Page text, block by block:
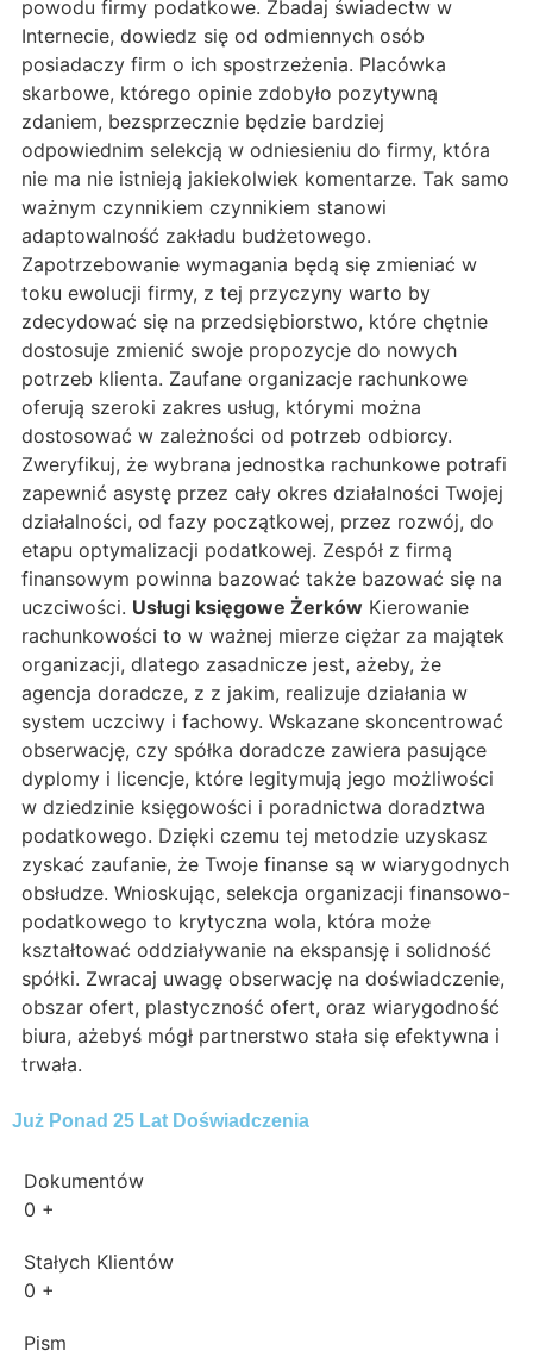
powodu firmy podatkowe. Zbadaj świadectw w
Internecie, dowiedz się od odmiennych osób
posiadaczy firm o ich spostrzeżenia. Placówka
skarbowe, którego opinie zdobyło pozytywną
zdaniem, bezsprzecznie będzie bardziej
odpowiednim selekcją w odniesieniu do firmy, która
nie ma nie istnieją jakiekolwiek komentarze. Tak samo
ważnym czynnikiem czynnikiem stanowi
adaptowalność zakładu budżetowego.
Zapotrzebowanie wymagania będą się zmieniać w
toku ewolucji firmy, z tej przyczyny warto by
zdecydować się na przedsiębiorstwo, które chętnie
dostosuje zmienić swoje propozycje do nowych
potrzeb klienta. Zaufane organizacje rachunkowe
oferują szeroki zakres usług, którymi można
dostosować w zależności od potrzeb odbiorcy.
Zweryfikuj, że wybrana jednostka rachunkowe potrafi
zapewnić asystę przez cały okres działalności Twojej
działalności, od fazy początkowej, przez rozwój, do
etapu optymalizacji podatkowej. Zespół z firmą
finansowym powinna bazować także bazować się na
uczciwości. Usługi księgowe Żerków Kierowanie
rachunkowości to w ważnej mierze ciężar za majątek
organizacji, dlatego zasadnicze jest, ażeby, że
agencja doradcze, z z jakim, realizuje działania w
system uczciwy i fachowy. Wskazane skoncentrować
obserwację, czy spółka doradcze zawiera pasujące
dyplomy i licencje, które legitymują jego możliwości
w dziedzinie księgowości i poradnictwa doradztwa
podatkowego. Dzięki czemu tej metodzie uzyskasz
zyskać zaufanie, że Twoje finanse są w wiarygodnych
obsłudze. Wnioskując, selekcja organizacji finansowo-
podatkowego to krytyczna wola, która może
kształtować oddziaływanie na ekspansję i solidność
spółki. Zwracaj uwagę obserwację na doświadczenie,
obszar ofert, plastyczność ofert, oraz wiarygodność
biura, ażebyś mógł partnerstwo stała się efektywna i
trwała.
Już Ponad 25 Lat Doświadczenia
Dokumentów
0 +
Stałych Klientów
0 +
Pism